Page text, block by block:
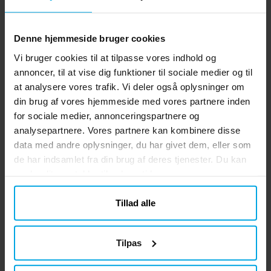
Denne hjemmeside bruger cookies
Vi bruger cookies til at tilpasse vores indhold og
annoncer, til at vise dig funktioner til sociale medier og til
at analysere vores trafik. Vi deler også oplysninger om
din brug af vores hjemmeside med vores partnere inden
for sociale medier, annonceringspartnere og
analysepartnere. Vores partnere kan kombinere disse
data med andre oplysninger, du har givet dem, eller som
de har indsamlet fra din brug af deres tjenester. Du kan
Tillad alle
Tilpas
Pippi Langstrømpe
Diamond Painting Set
79 kr.
KØB
Bluey Magnetbogstaver
i Træ
139 kr.
KØB
Andre købte også